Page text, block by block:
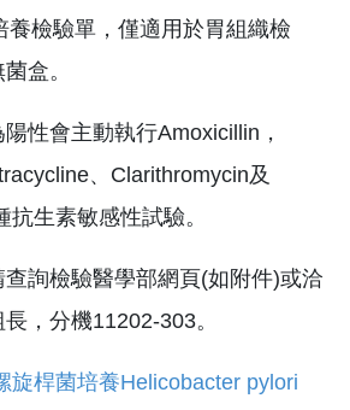
養檢驗單，僅適用於胃組織檢
盒。
性會主動執行Amoxicillin，
、Clarithromycin及
生素敏感性試驗。
詢檢驗醫學部網頁(如附件)或洽
，分機11202-303。
旋桿菌培養Helicobacter pylori